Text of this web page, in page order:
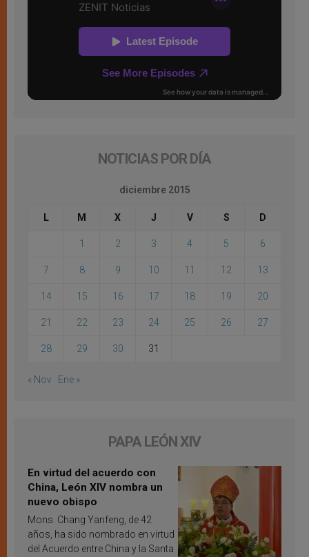
NOTICIAS POR DÍA
diciembre 2015
L M X J V S D
1 2 3 4 5 6
7 8 9 10 11 12 13
14 15 16 17 18 19 20
21 22 23 24 25 26 27
28 29 30 31
« Nov Ene »
PAPA LEÓN XIV
En virtud del acuerdo con
China, León XIV nombra un
nuevo obispo
Mons. Chang Yanfeng, de 42
años, ha sido nombrado en virtud
del Acuerdo entre China y la Santa